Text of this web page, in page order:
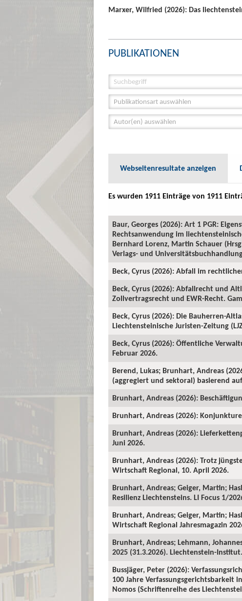
Marxer, Wilfried (2026): Das
PUBLIKATIONEN
Publikationsart auswählen
Autor(en) auswählen
Webseitenresultate anzeigen
Es wurden 1911 Einträge von 1911
Baur, Georges (2026): Art 1 PGR:
Rechtsanwendung im
Bernhard Lorenz, Martin Schauer
Verlags- und
Beck, Cyrus (2026): Abfall im
Beck, Cyrus (2026): Abfallrecht und
Zollvertragsrecht und EWR-Recht.
Beck, Cyrus (2026): Die Bauherren-
Liechtensteinische Juristen-Zeitung
Beck, Cyrus (2026): Öffentliche
Februar 2026.
Berend, Lukas; Brunhart, Andreas
(aggregiert und sektoral) basierend
Brunhart, Andreas (2026):
Brunhart, Andreas (2026):
Brunhart, Andreas (2026):
Juni 2026.
Brunhart, Andreas (2026): Trotz
Wirtschaft Regional, 10. April 2026.
Brunhart, Andreas; Geiger, Martin;
Resilienz Liechtensteins. LI Focus 1/
Brunhart, Andreas; Geiger, Martin;
Wirtschaft Regional Jahresmagazin
Brunhart, Andreas; Lehmann,
2025 (31.3.2026). Liechtenstein-Institut.
Bussjäger, Peter (2026):
100 Jahre Verfassungsgerichtsbarkeit
Nomos (Schriftenreihe des